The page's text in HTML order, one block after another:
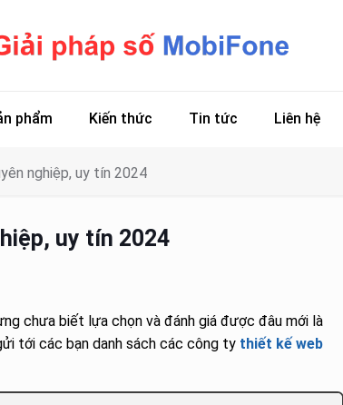
phẩm Kiến thức Tin tức Liên hệ
nghiệp, uy tín 2024
uy tín 2024
chưa biết lựa chọn và đánh giá được đâu mới là
tới các bạn danh sách các công tythiết kế web